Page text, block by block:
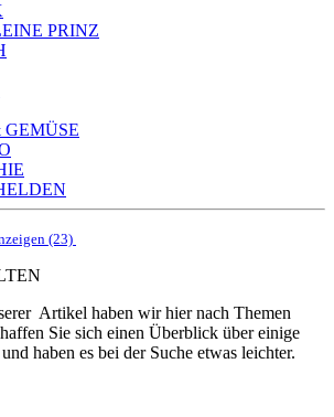
PRINZ
GEMÜSE
(23)
Artikel haben wir hier nach Themen
Sie sich einen Überblick über einige
haben es bei der Suche etwas leichter.